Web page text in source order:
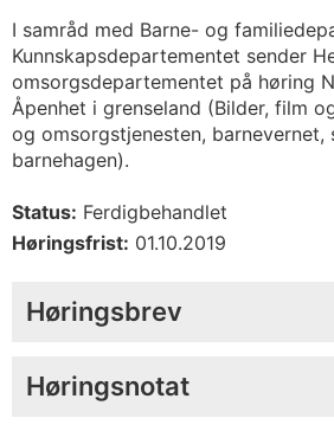
I samråd med Barne- og
Kunnskapsdepartementet sender
omsorgsdepartementet på høring
Åpenhet i grenseland (Bilder, film
og omsorgstjenesten, barnevernet,
barnehagen).
Status: Ferdigbehandlet
Høringsfrist: 01.10.2019
Høringsbrev
Høringsnotat